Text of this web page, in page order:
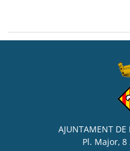
AJUNTAMENT DE
Pl. Major,